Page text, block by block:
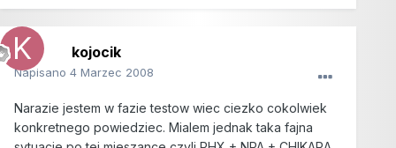
kojocik
Napisano 4 Marzec 2008
Narazie jestem w fazie testow wiec ciezko cokolwiek
konkretnego powiedziec. Mialem jednak taka fajna